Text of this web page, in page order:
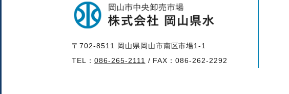
〒702-8511 岡山県岡山市南区市場1-1
TEL：086-265-2111 / FAX：086-262-2292